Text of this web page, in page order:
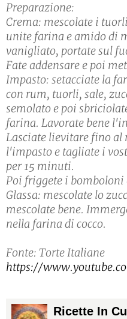
Preparazione:
Crema: mescolate i
unite farina e amido di
vanigliato, portate sul
Fate addensare e poi
Impasto: setacciate la
con rum, tuorli, sale,
semolato e poi
farina. Lavorate bene
Lasciate lievitare fino al
l'impasto e tagliate i
per 15 minuti.
Poi friggete i bomboloni
Glassa: mescolate lo
mescolate bene.
nella farina di cocco.
Fonte: Torte Italiane
https://
Ricette In